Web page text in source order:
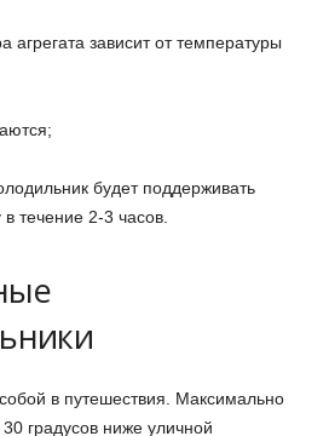
агрегата зависит от температуры
будет поддерживать
течение 2-3 часов.
в путешествия. Максимально
градусов ниже уличной